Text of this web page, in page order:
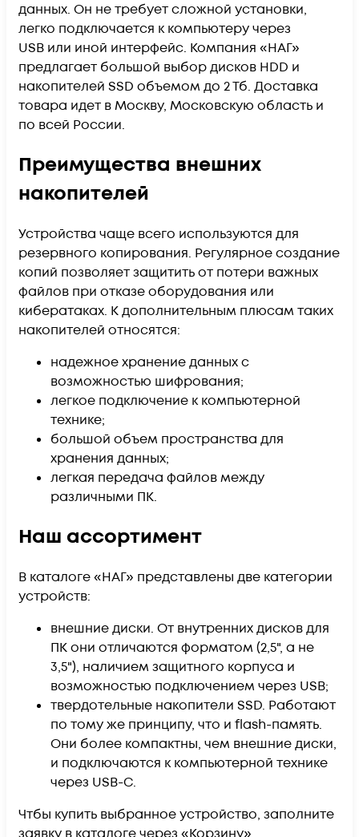
данных. Он не требует сложной установки,
легко подключается к компьютеру через
USB или иной интерфейс. Компания «НАГ»
предлагает большой выбор дисков HDD и
накопителей SSD объемом до 2 Тб. Доставка
товара идет в Москву, Московскую область и
по всей России.
Преимущества внешних
накопителей
Устройства чаще всего используются для
резервного копирования. Регулярное создание
копий позволяет защитить от потери важных
файлов при отказе оборудования или
кибератаках. К дополнительным плюсам таких
накопителей относятся:
надежное хранение данных с
возможностью шифрования;
легкое подключение к компьютерной
технике;
большой объем пространства для
хранения данных;
легкая передача файлов между
различными ПК.
Наш ассортимент
В каталоге «НАГ» представлены две категории
устройств:
внешние диски. От внутренних дисков для
ПК они отличаются форматом (2,5", а не
3,5"), наличием защитного корпуса и
возможностью подключением через USB;
твердотельные накопители SSD. Работают
по тому же принципу, что и flash-память.
Они более компактны, чем внешние диски,
и подключаются к компьютерной технике
через USB-C.
Чтбы купить выбранное устройство, заполните